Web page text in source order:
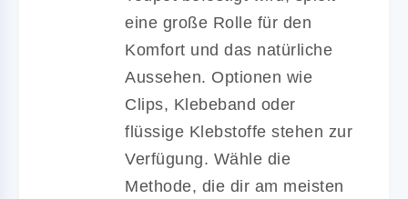
eine große Rolle für den
Komfort und das natürliche
Aussehen. Optionen wie
Clips, Klebeband oder
flüssige Klebstoffe stehen zur
Verfügung. Wähle die
Methode, die dir am meisten